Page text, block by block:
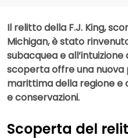
Il relitto della F.J. King,
Michigan, è stato
subacquea e
scoperta offre una
marittima della regione e
e conservazioni.
Scoperta del